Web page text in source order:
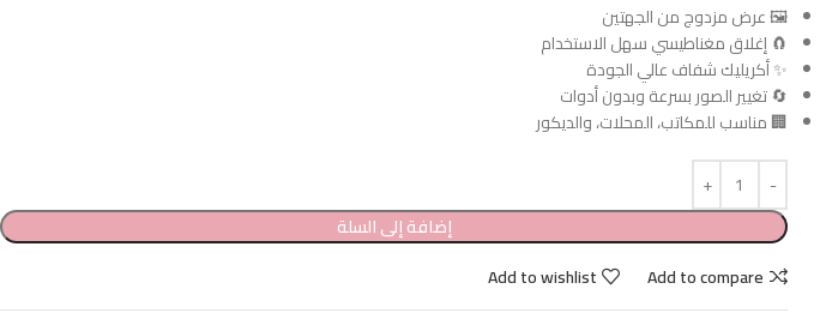
🖼️ عرض مزدوج من الجهتين
🧲 إغلاق مغناطيسي سهل الاستخدام
✨ أكريليك شفاف عالي الجودة
🔄 تغيير الصور بسرعة وبدون أدوات
🏢 مناسب للمكاتب، المحلات، والديكور
إضافة إلى السلة
Add to compare
Add to wishlist